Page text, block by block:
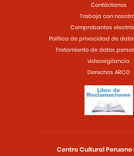
Centro Cultural
Contáctanos
Trabaja con
Comprobantes
Política de privacidad de
Tratamiento de datos
videovigilancia
Derechos ARCO